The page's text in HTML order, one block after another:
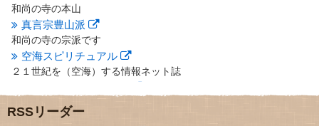
2012年5月(16)
2012年4月 (16)
2012年3月(17)
2012年2月(20)
2012年1月(25)
2011年11月(28)
2011年10月(31)
和尚の寺の本山
真言宗豊山派
和尚の寺の宗派です
空海スピリチュアル
２１世紀を（空海）する情報ネット誌
地域のライターさんです
小豆島 圓満寺
RSSリーダー